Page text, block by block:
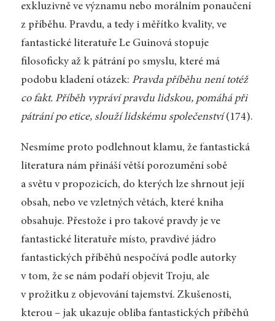
exkluzivně ve významu nebo morálním ponaučení
z příběhu. Pravdu, a tedy i měřítko kvality, ve
fantastické literatuře Le Guinová stopuje
filosoficky až k pátrání po smyslu, které má
podobu kladení otázek: Pravda příběhu není totéž
co fakt. Příběh vypráví pravdu lidskou, pomáhá při
pátrání po etice, slouží lidskému společenství(174).
Nesmíme proto podlehnout klamu, že fantastická
literatura nám přináší větší porozumění sobě
a světu v propozicích, do kterých lze shrnout její
obsah, nebo ve vzletných větách, které kniha
obsahuje. Přestože i pro takové pravdy je ve
fantastické literatuře místo, pravdivé jádro
fantastických příběhů nespočívá podle autorky
v tom, že se nám podaří objevit Troju, ale
v prožitku z objevování tajemství. Zkušenosti,
kterou – jak ukazuje obliba fantastických příběhů